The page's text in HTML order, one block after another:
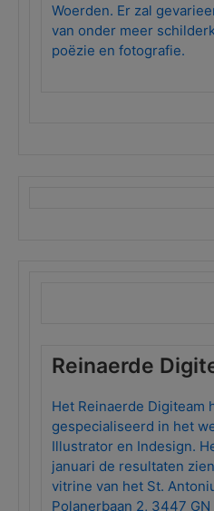
Woerden. Er zal
van onder meer
poëzie en fotografie.
Reinaerde
Het Reinaerde Digiteam
gespecialiseerd in het
Illustrator en Indesign.
januari de resultaten
vitrine van het St.
Polanerbaan 2, 3447 GN